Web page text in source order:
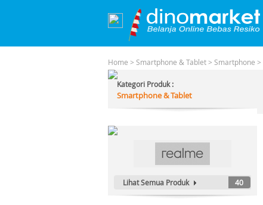
Home > Smartphone & Tablet> Smartphone >
Kategori Produk :
Smartphone & Tablet
Lihat Semua Produk 40